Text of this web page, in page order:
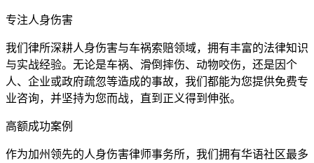
专注人身伤害
我们律所深耕人身伤害与车祸索赔领域，拥有丰富的法律知识
与实战经验。无论是车祸、滑倒摔伤、动物咬伤，还是因个
人、企业或政府疏忽等造成的事故，我们都能为您提供免费专
业咨询，并坚持为您而战，直到正义得到伸张。
高额成功案例
作为加州领先的人身伤害律师事务所，我们拥有华语社区最多